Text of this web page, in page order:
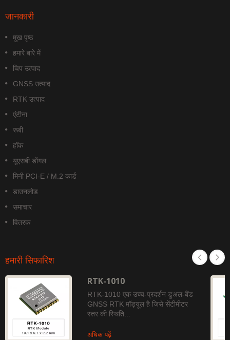
जानकारी
मुख पृष्ठ
हमारे बारे में
चिप उत्पाद
GNSS उत्पाद
RTK उत्पाद
एंटीना
रूबी
हॉक
यूएसबी डोंगल
मिनी PCI-E / M.2 कार्ड
डाउनलोड
समाचार
वितरक
हमारी सिफारिश
RTK-1010
RTK-1010 एक उच्च-प्रदर्शन डुअल-बैंड
GNSS RTK मॉड्यूल है जिसे सेंटीमीटर
स्तर की स्थिति...
अधिक पढ़ें